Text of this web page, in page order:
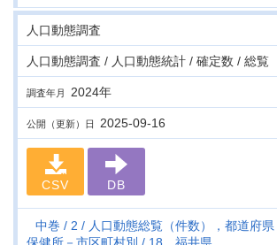
人口動態調査
人口動態調査 / 人口動態統計 / 確定数 / 総覧
調査年月 2024年
公開（更新）日 2025-09-16
CSV DB
中巻 2
人口動態総覧（件数），都道府県